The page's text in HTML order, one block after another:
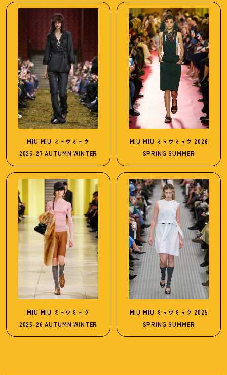
MIU MIU ミュウミュウ
2026-27 AUTUMN WINTER
MIU MIU ミュウミュウ 2026
SPRING SUMMER
MIU MIU ミュウミュウ
2025-26 AUTUMN WINTER
MIU MIU ミュウミュウ 2025
SPRING SUMMER